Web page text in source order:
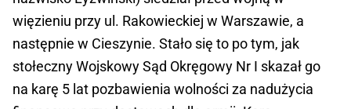
więzieniu przy ul. Rakowieckiej w Warszawie, a
następnie w Cieszynie. Stało się to po tym, jak
stołeczny Wojskowy Sąd Okręgowy Nr I skazał go
na karę 5 lat pozbawienia wolności za nadużycia